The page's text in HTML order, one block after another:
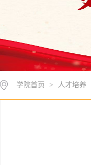
学院首页 > 人才培养